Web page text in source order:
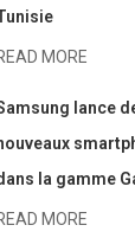
MORE
lance
la gamme
MORE